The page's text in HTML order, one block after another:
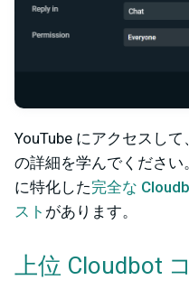
YouTube にアクセスし
の詳細を学んでくださ
に特化した完全な
スト があります。
上位 Cloudbot